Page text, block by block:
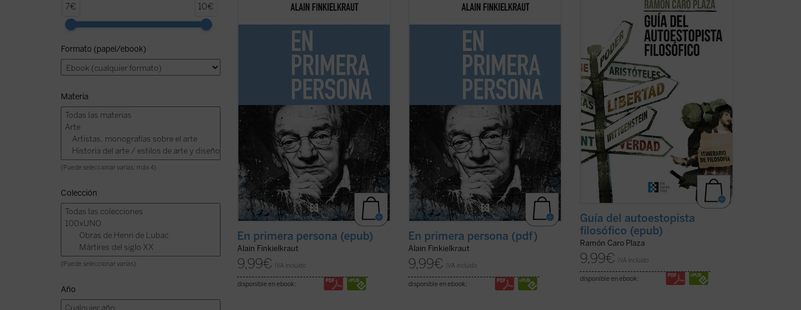
7€ 10€
Formato (papel/ebook)
Materia
(Puede seleccionar varias: máx 4)
Colección
(Puede seleccionar varias)
Año
«Reaccionarios, dicen.
de precisar la situación en que me
encuentro y volver a trazar mi itinerario
sin evasivas ni complacencias.
Por lo que a mí respecta no se trata en
modo alguno de rebajar el ...
(ver ficha)
En primera persona (epub)
Alain Finkielkraut
9,99€ IVA incluido
disponible en ebook:
«Reaccionarios, dicen.
de precisar la situación en que me
encuentro y volver a trazar mi itinerario
sin evasivas ni complacencias.
Por lo que a mí respecta no se trata en
modo alguno de rebajar el ...
(ver ficha)
En primera persona (pdf)
Alain Finkielkraut
9,99€ IVA incluido
disponible en ebook:
Explora este mundo, la realidad que te
rodea y la que te constituye. La obra que
tienes ahora en tus manos pretende
rastrear los enclaves principales en
compañía de los grandes pensadores.
Además, te ofrece herramientas para
localizar tu propio ...(ver ficha)
Guía del autoestopista
filosófico (epub)
Ramón Caro Plaza
9,99€ IVA incluido
disponible en ebook: